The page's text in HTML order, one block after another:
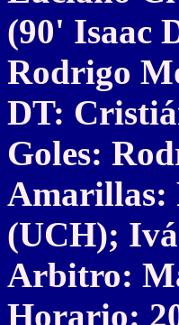
(90' Isaac
Rodrigo
DT:
Goles:
Amarillas:
(UCH);
Arbitro:
Horario: